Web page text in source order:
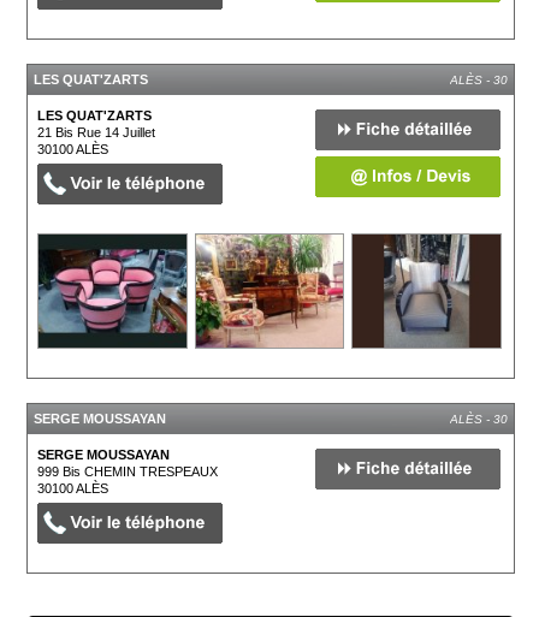
LES QUAT'ZARTS ALÈS - 30
LES QUAT'ZARTS
21 Bis Rue 14 Juillet
30100ALÈS
SERGE MOUSSAYAN ALÈS - 30
SERGE MOUSSAYAN
999 Bis CHEMIN TRESPEAUX
30100ALÈS